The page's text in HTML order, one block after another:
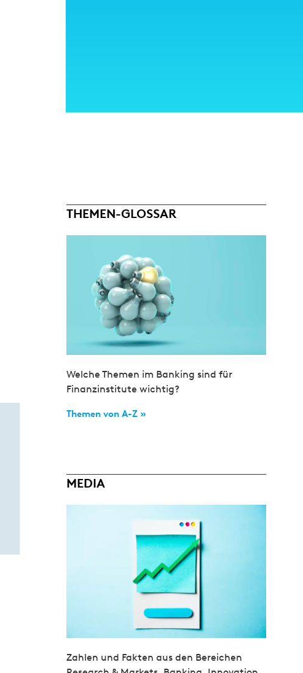
THEMEN-GLOSSAR
Welche Themen im Banking sind für
Finanzinstitute wichtig?
Themen von A-Z »
MEDIA
Zahlen und Fakten aus den Bereichen